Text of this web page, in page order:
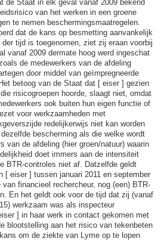
de Staat in elk geval vanaf 2009 bekend
van het werken in een groene
te nemen beschermingsmaatregelen.
dat de kans op besmetting aanvankelijk
tijd is toegenomen, ziet zij eraan voorbij
vanaf 2009 dermate hoog werd ingeschat
de medewerkers van de afdeling
door middel van geïmpregneerde
betoog van de Staat dat [ eiser ] gezien
risicogroepen hoorde, slaagt niet, omdat
ook buiten hun eigen functie of
voor werkzaamheden met
redelijkerwijs niet kan worden
bescherming als die welke wordt
van de afdeling (hier groen/natuur) waarin
doet immers aan de intensiteit
BTR-controles niet af. Datzelfde geldt
[ eiser ] tussen januari 2011 en september
financieel rechercheur, nog (een) BTR-
En het geldt ook voor de tijd dat zij (vanaf
werkzaam was als inspecteur
] in haar werk in contact gekomen met
blootstelling aan het risico van tekenbeten
om de ziekte van Lyme op te lopen